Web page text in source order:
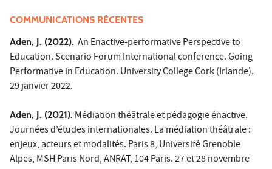
COMMUNICATIONS RÉCENTES
Aden, J. (2022). An Enactive-performative Perspective to
Education. Scenario Forum International conference. Going
Performative in Education. University College Cork (Irlande).
29 janvier 2022.
Aden, J. (2021). Médiation théâtrale et pédagogie énactive.
Journées d’études internationales. La médiation théâtrale :
enjeux, acteurs et modalités. Paris 8, Université Grenoble
Alpes, MSH Paris Nord, ANRAT, 104 Paris. 27 et 28 novembre